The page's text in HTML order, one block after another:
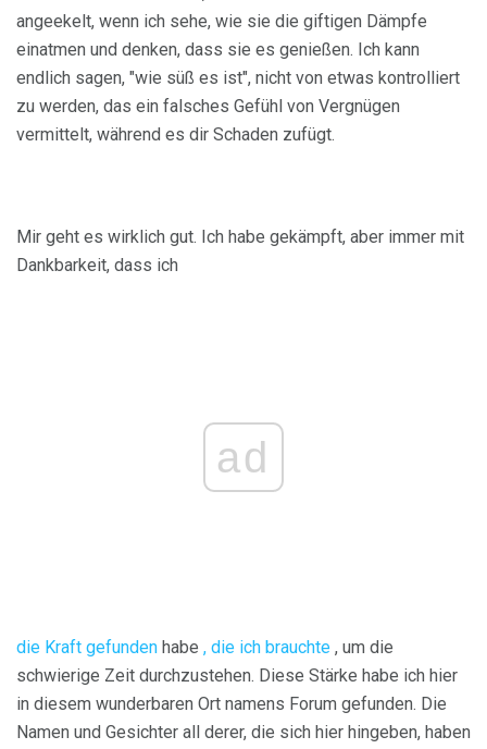
angeekelt, wenn ich sehe, wie sie die giftigen Dämpfe
einatmen und denken, dass sie es genießen. Ich kann
endlich sagen, "wie süß es ist", nicht von etwas kontrolliert
zu werden, das ein falsches Gefühl von Vergnügen
vermittelt, während es dir Schaden zufügt.
Mir geht es wirklich gut. Ich habe gekämpft, aber immer mit
Dankbarkeit, dass ich
ad
die Kraft gefunden habe , die ich brauchte , um die
schwierige Zeit durchzustehen. Diese Stärke habe ich hier
in diesem wunderbaren Ort namens Forum gefunden. Die
Namen und Gesichter all derer, die sich hier hingeben, haben